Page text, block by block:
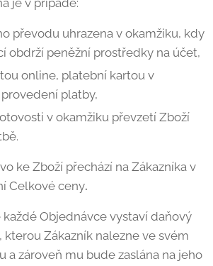
je v případě:
převodu uhrazena v okamžiku, kdy
obdrží peněžní prostředky na účet,
online, platební kartou v
platby,
v okamžiku převzetí Zboží
ke Zboží přechází na Zákazníka v
Celkové ceny.
každé Objednávce vystaví daňový
Zákazník nalezne ve svém
a zároveň mu bude zaslána na jeho